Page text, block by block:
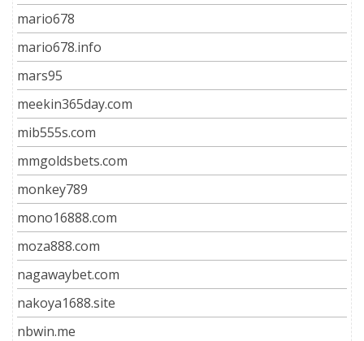
mario678
mario678.info
mars95
meekin365day.com
mib555s.com
mmgoldsbets.com
monkey789
mono16888.com
moza888.com
nagawaybet.com
nakoya1688.site
nbwin.me